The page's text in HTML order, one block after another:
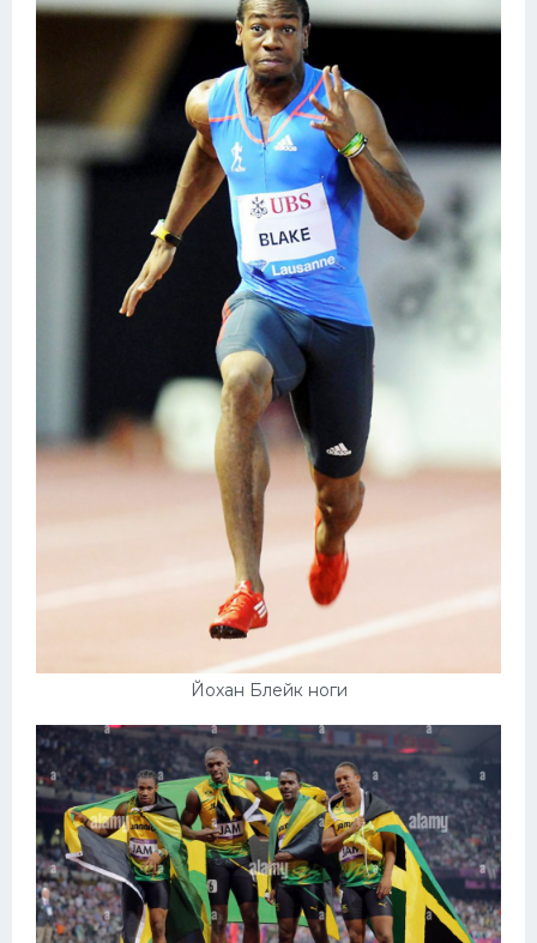
Йохан Блейк ноги